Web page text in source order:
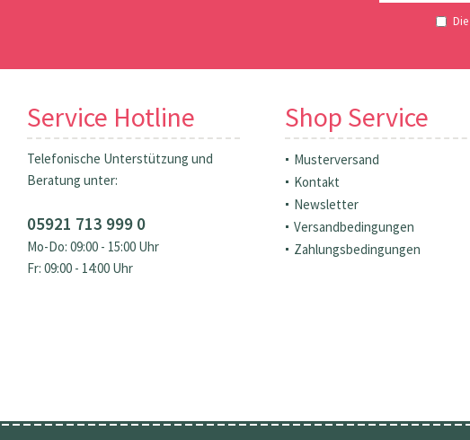
Die
Service Hotline
Telefonische Unterstützung und
Beratung unter:
05921 713 999 0
Mo-Do: 09:00 - 15:00 Uhr
Fr: 09:00 - 14:00 Uhr
Shop Service
Musterversand
Kontakt
Newsletter
Versandbedingungen
Zahlungsbedingungen